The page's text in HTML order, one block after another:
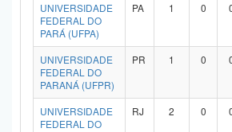
UNIVERSIDADE
FEDERAL DO
PARÁ (UFPA)
PA 1 0
UNIVERSIDADE
FEDERAL DO
PARANÁ (UFPR)
PR 1 0
UNIVERSIDADE
FEDERAL DO
RJ 2 0